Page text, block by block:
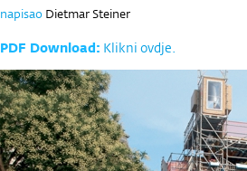
napisao Dietmar Steiner
PDF Download: Klikni ovdje.